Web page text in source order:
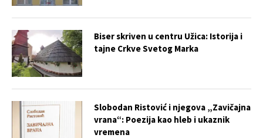
Biser skriven u centru Užica: Istorija i
tajne Crkve Svetog Marka
Slobodan Ristović i njegova „Zavičajna
vrana“: Poezija kao hleb i ukaznik
vremena